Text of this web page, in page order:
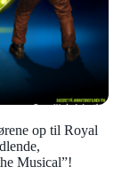
op til Royal
Musical”!